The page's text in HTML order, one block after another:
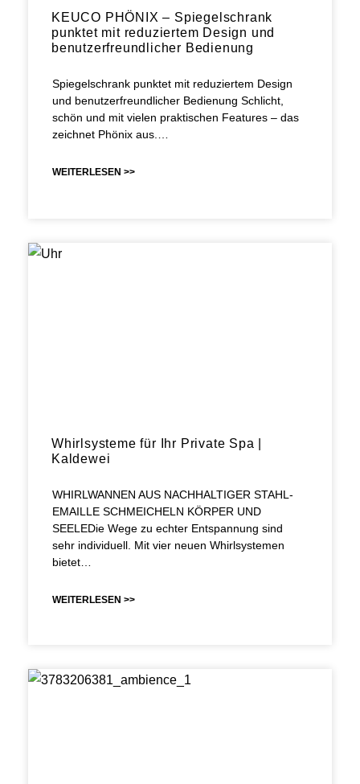
KEUCO PHÖNIX – Spiegelschrank
punktet mit reduziertem Design und
benutzerfreundlicher Bedienung
Spiegelschrank punktet mit reduziertem Design
und benutzerfreundlicher Bedienung Schlicht,
schön und mit vielen praktischen Features – das
zeichnet Phönix aus.…
WEITERLESEN >>
Whirlsysteme für Ihr Private Spa |
Kaldewei
WHIRLWANNEN AUS NACHHALTIGER STAHL-
EMAILLE SCHMEICHELN KÖRPER UND
SEELEDie Wege zu echter Entspannung sind
sehr individuell. Mit vier neuen Whirlsystemen
bietet…
WEITERLESEN >>